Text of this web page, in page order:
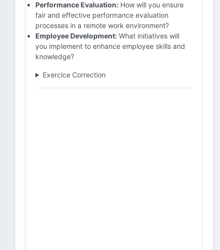
Performance Evaluation: How will you ensure
fair and effective performance evaluation
processes in a remote work environment?
Employee Development: What initiatives will
you implement to enhance employee skills and
knowledge?
Exercice Correction